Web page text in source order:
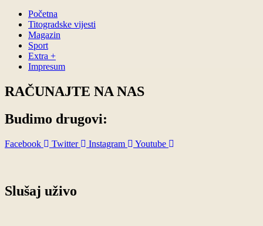
Početna
Titogradske vijesti
Magazin
Sport
Extra +
Impresum
RAČUNAJTE NA NAS
Budimo drugovi:
Facebook Twitter Instagram Youtube
Slušaj uživo